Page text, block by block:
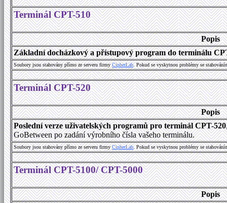
Terminál CPT-510
Popis
Základní docházkový a přístupový program do terminálu
Soubory jsou stahovány přímo ze serveru firmyCipherLab. Pokud se vyskytnou problémy se
Terminál CPT-520
Popis
Poslední verze uživatelských programů pro terminál CPT-520
GoBetween po zadání výrobního čísla vašeho terminálu.
Soubory jsou stahovány přímo ze serveru firmyCipherLab. Pokud se vyskytnou problémy se
Terminál CPT-5100/ CPT-5000
Popis